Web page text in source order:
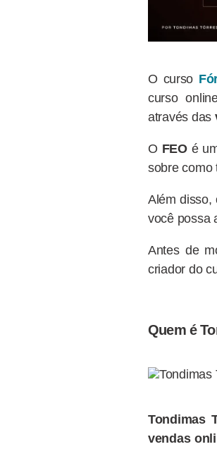
O curso
curso
através das
O FEOé
sobre como
Além disso,
você possa
Antes de
criador do
Quem é
Tondimas
vendas